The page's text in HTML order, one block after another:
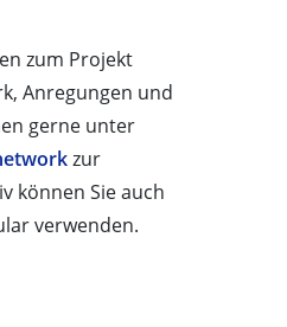
zum Projekt
Anregungen und
gerne unter
zur
können Sie auch
verwenden.